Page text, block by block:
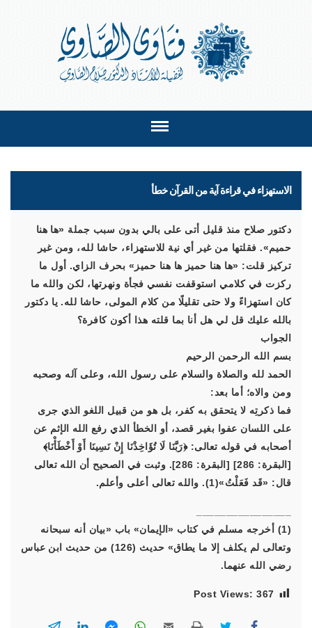
الاستهزاء في قراءة آية من القرآن خطأ
دكتور صلاح منذ قليل أتى على بالي بدون سبب جملة «ها هنا
حميم». فقلتها من غير أي نية للاستهزاء، حاشا لله، ومن غير
تركيز قلت: «ها هنا حميز ها هنا حميز» بحرف الزاي. أول ما
ركزت في كلامي استوقفت نفسي فجأة ونهرتها، لكن والله ما
كان استهزاءً ولا حتى تقليلًا من كلام المولى، حاشا لله. يا دكتور
بالله عليك قل لي هل أنا بما قلته هذا أكون كافرة؟
الجواب
بسم الله الرحمن الرحيم
الحمد لله والصلاة والسلام على رسول الله، وعلى آله وصحبه
ومن والاه؛ أما بعد:
فما ذكرتِه لا يتحقق به كفر، بل هو من قبيل اللغو الذي جرى
على اللسان عفوا بغير قصد، أو الخطأ الذي رفع الله الإثم عن
أصحابه في قوله تعالى: ﴿رَبَّنَا لَا تُؤَاخِذْنَا إِنْ نَسِينَا أَوْ أَخْطَأْنَا﴾
[البقرة: 286] [البقرة: 286]. وثبت في الصحيح أن الله تعالى
قال: «قَد فَعَلْتُ»(1). والله تعالى أعلى وأعلم.
(1) أخرجه مسلم في كتاب «الإيمان» باب «بيان أنه سبحانه
وتعالى لم يكلف إلا ما يطاق» حديث (126) من حديث ابن عباس
رضي الله عنهما.
Post Views: 367